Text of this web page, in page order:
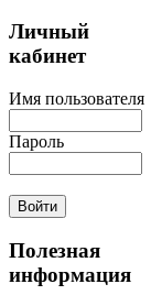
Личный
кабинет
Имя пользователя
Пароль
Полезная
информация